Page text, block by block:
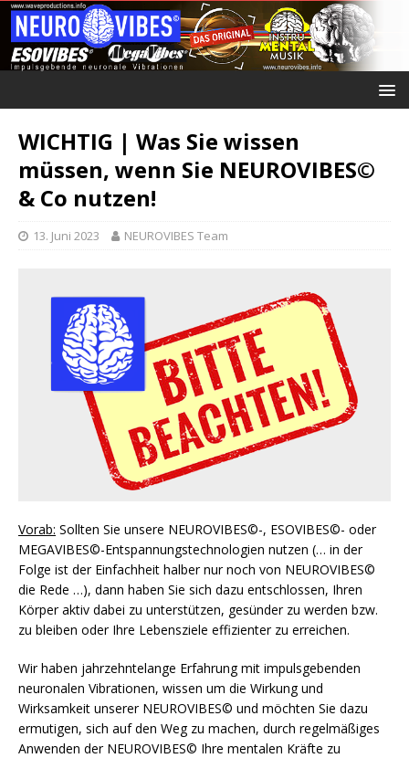
WICHTIG | Was Sie wissen
müssen, wenn Sie NEUROVIBES©
& Co nutzen!
13. Juni 2023 NEUROVIBES Team
Vorab: Sollten Sie unsere NEUROVIBES©-, ESOVIBES©- oder
MEGAVIBES©-Entspannungstechnologien nutzen (… in der
Folge ist der Einfachheit halber nur noch von NEUROVIBES©
die Rede …), dann haben Sie sich dazu entschlossen, Ihren
Körper aktiv dabei zu unterstützen, gesünder zu werden bzw.
zu bleiben oder Ihre Lebensziele effizienter zu erreichen.
Wir haben jahrzehntelange Erfahrung mit impulsgebenden
neuronalen Vibrationen, wissen um die Wirkung und
Wirksamkeit unserer NEUROVIBES© und möchten Sie dazu
ermutigen, sich auf den Weg zu machen, durch regelmäßiges
Anwenden der NEUROVIBES© Ihre mentalen Kräfte zu